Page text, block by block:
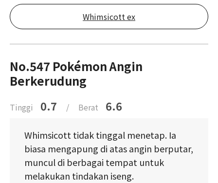
Whimsicott ex
No.547 Pokémon Angin
Berkerudung
Tinggi 0.7 / Berat 6.6
Whimsicott tidak tinggal menetap. Ia
biasa mengapung di atas angin berputar,
muncul di berbagai tempat untuk
melakukan tindakan iseng.